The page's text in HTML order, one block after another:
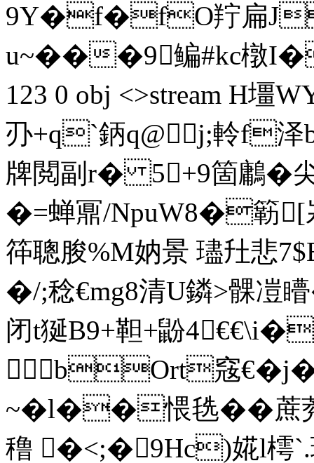
9Υ�f�fO羜扁
u~���9鳊#kc橔
123 0 obj <>stream H壃
刅+q`鈵q@j;軨f泽
牌閲副r� 5+9箇鷛�
�=蝉鼏/NpuW8�簕[
筗聰朘%M妠景 璶圱悲
�/;稔€mg8清U鏻>髁
闭t狿B9+靼+鼢
bOrt窛€�
~�l��愄毨��
穞 �<;�9Hc)婲l